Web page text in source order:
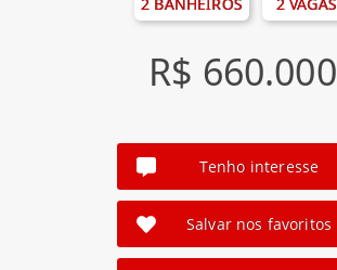
R$ 660.000
Tenho interesse
Salvar nos favoritos